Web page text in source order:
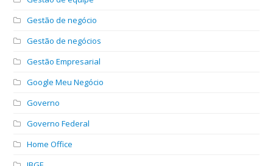
Gestão de negócio
Gestão de negócios
Gestão Empresarial
Google Meu Negócio
Governo
Governo Federal
Home Office